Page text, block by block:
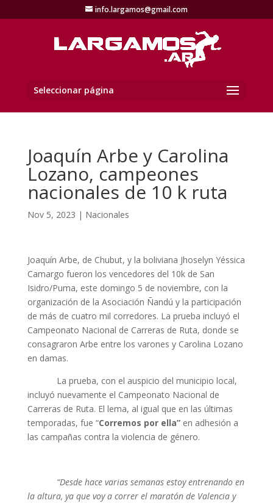
info.largamos@gmail.com
Seleccionar página
Joaquín Arbe y Carolina
Lozano, campeones
nacionales de 10 k ruta
Nov 5, 2023 | Nacionales
Joaquín Arbe, de Chubut, y la boliviana Jhoselyn Yéssica
Camargo fueron los vencedores del 10k de San
Isidro/Puma, este domingo 5 de noviembre, con la
organización de la Asociación Ñandú y la participación
de más de cuatro mil corredores. La prueba incluyó el
Campeonato Nacional de Carreras de Ruta, donde se
consagraron Arbe entre los varones y Carolina Lozano
en damas.
La prueba, con el auspicio del municipio local,
incluyó nuevamente el Campeonato Nacional de
Carreras de Ruta. El lema, al igual que en las últimas
temporadas, fue “Corremos por ella”en adhesión a
las campañas contra la violencia de género.
“Desde hace varias semanas estoy entrenando en
la altura, ya que voy a correr el maratón de Valencia y